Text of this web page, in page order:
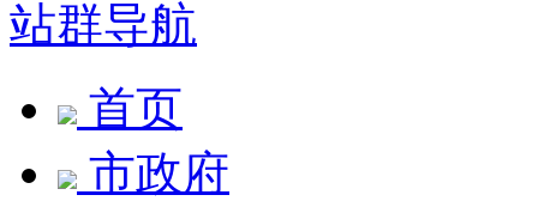
站群导航
首页
市政府